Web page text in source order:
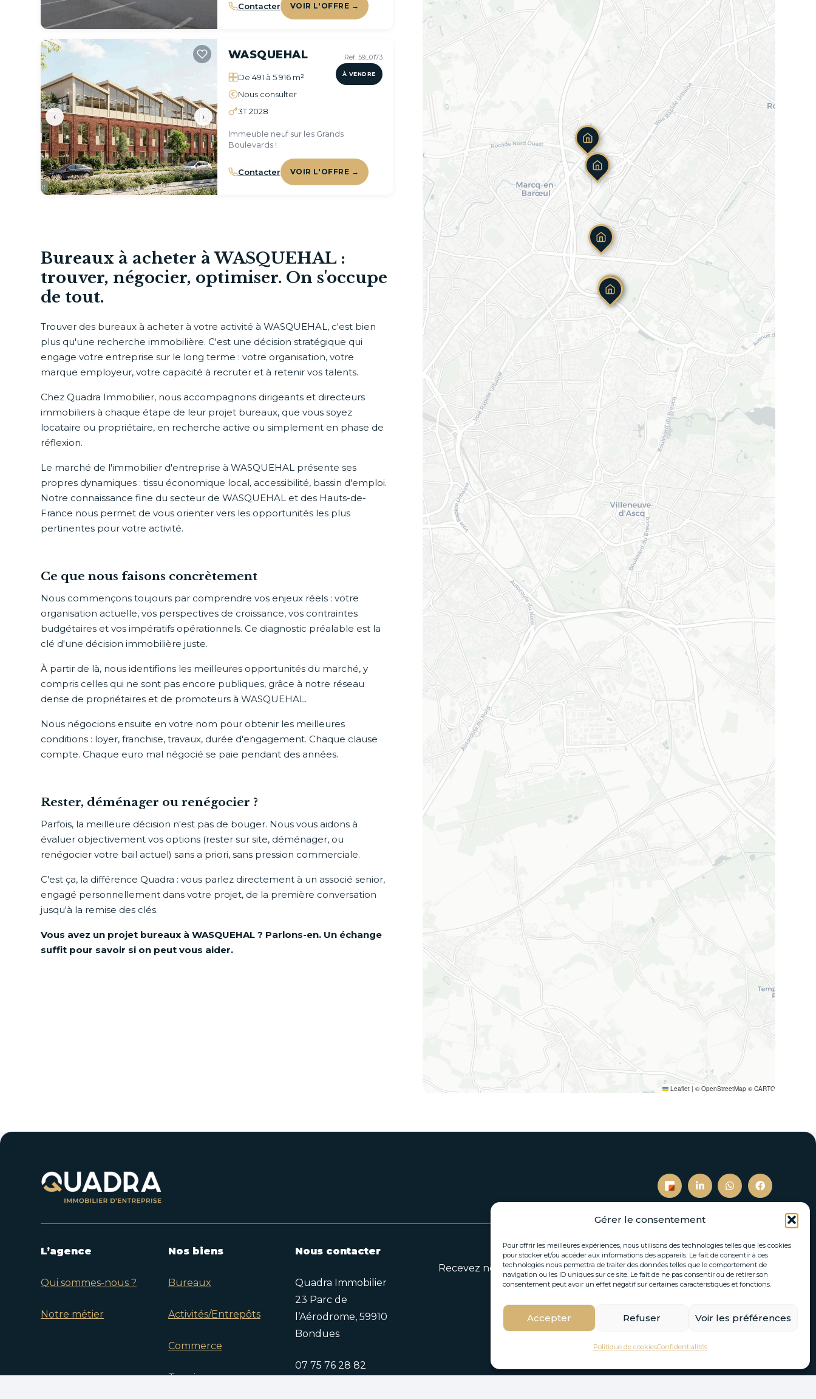
Gérer le consentement
Pour offrir les meilleures expériences, nous utilisons des technologies telles que les cookies
pour stocker et/ou accéder aux informations des appareils. Le fait de consentir à ces
technologies nous permettra de traiter des données telles que le comportement de
navigation ou les ID uniques sur ce site. Le fait de ne pas consentir ou de retirer son
consentement peut avoir un effet négatif sur certaines caractéristiques et fonctions.
Accepter Refuser Voir les préférences
Politique de cookiesConfidentialités
Contacter VOIR L'OFFRE →
‹ ›
Réf. 59_0173
À VENDRE
WASQUEHAL
De 491 à 5 916 m²
Nous consulter
3T 2028
Immeuble neuf sur les Grands
Boulevards !
Contacter VOIR L'OFFRE →
Bureaux à acheter à WASQUEHAL :
trouver, négocier, optimiser. On s'occupe
de tout.
Trouver des bureaux à acheter à votre activité à WASQUEHAL, c'est bien
plus qu'une recherche immobilière. C'est une décision stratégique qui
engage votre entreprise sur le long terme : votre organisation, votre
marque employeur, votre capacité à recruter et à retenir vos talents.
Chez Quadra Immobilier, nous accompagnons dirigeants et directeurs
immobiliers à chaque étape de leur projet bureaux, que vous soyez
locataire ou propriétaire, en recherche active ou simplement en phase de
réflexion.
Le marché de l'immobilier d'entreprise à WASQUEHAL présente ses
propres dynamiques : tissu économique local, accessibilité, bassin d'emploi.
Notre connaissance fine du secteur de WASQUEHAL et des Hauts-de-
France nous permet de vous orienter vers les opportunités les plus
pertinentes pour votre activité.
Ce que nous faisons concrètement
Nous commençons toujours par comprendre vos enjeux réels : votre
organisation actuelle, vos perspectives de croissance, vos contraintes
budgétaires et vos impératifs opérationnels. Ce diagnostic préalable est la
clé d'une décision immobilière juste.
À partir de là, nous identifions les meilleures opportunités du marché, y
compris celles qui ne sont pas encore publiques, grâce à notre réseau
dense de propriétaires et de promoteurs à WASQUEHAL.
Nous négocions ensuite en votre nom pour obtenir les meilleures
conditions : loyer, franchise, travaux, durée d'engagement. Chaque clause
compte. Chaque euro mal négocié se paie pendant des années.
Rester, déménager ou renégocier ?
Parfois, la meilleure décision n'est pas de bouger. Nous vous aidons à
évaluer objectivement vos options (rester sur site, déménager, ou
renégocier votre bail actuel) sans a priori, sans pression commerciale.
C'est ça, la différence Quadra : vous parlez directement à un associé senior,
engagé personnellement dans votre projet, de la première conversation
jusqu'à la remise des clés.
Vous avez un projet bureaux à WASQUEHAL ? Parlons-en. Un échange
suffit pour savoir si on peut vous aider.
Leaflet | © OpenStreetMap © CARTO
L’agence
Qui sommes-nous ?
Notre métier
Nos biens
Bureaux
Activités/Entrepôts
Commerce
Terrain
Nous contacter
Quadra Immobilier
23 Parc de
l’Aérodrome, 59910
Bondues
07 75 76 28 82
S’inscrire à notre newsletter
Recevez nos opportunités immobilières et actualités directement par
email.
i
-
i